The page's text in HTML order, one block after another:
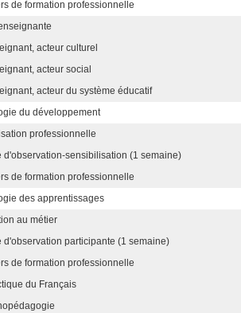
de formation professionnelle
acteur culturel
acteur social
acteur du système éducatif
du développement
professionnelle
d'observation-sensibilisation (1 semaine)
de formation professionnelle
des apprentissages
au métier
d'observation participante (1 semaine)
de formation professionnelle
du Français